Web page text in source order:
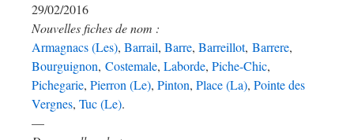
29/02/2016
Nouvelles fiches de nom :
Armagnacs (Les), Barrail, Barre, Barreillot, Barrere,
Bourguignon, Costemale, Laborde, Piche-Chic,
Pichegarie, Pierron (Le), Pinton, Place (La), Pointe des
Vergnes, Tuc (Le).
—